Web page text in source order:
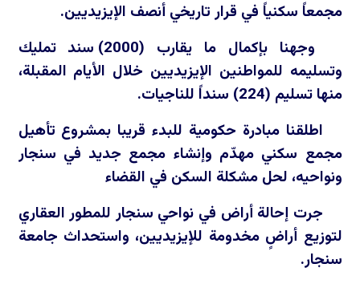
مجمعاً سكنياً في قرار تاريخي أنصف الإيزيديين.
وجهنا بإكمال ما يقارب (2000) سند تمليك
وتسليمه للمواطنين الإيزيديين خلال الأيام المقبلة،
منها تسليم (224) سنداً للناجيات.
اطلقنا مبادرة حكومية للبدء قريبا بمشروع تأهيل
مجمع سكني مهدّم وإنشاء مجمع جديد في سنجار
ونواحيه، لحل مشكلة السكن في القضاء
جرت إحالة أراض في نواحي سنجار للمطور العقاري
لتوزيع أراضٍ مخدومة للإيزيديين، واستحداث جامعة
سنجار.